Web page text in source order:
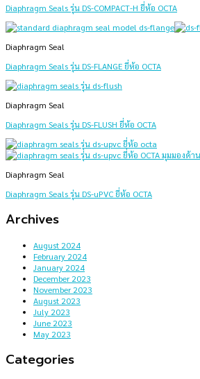
Diaphragm Seals รุ่น DS-COMPACT-H ยี่ห้อ OCTA
Diaphragm Seal
Diaphragm Seals รุ่น DS-FLANGE ยี่ห้อ OCTA
Diaphragm Seal
Diaphragm Seals รุ่น DS-FLUSH ยี่ห้อ OCTA
Diaphragm Seal
Diaphragm Seals รุ่น DS-uPVC ยี่ห้อ OCTA
Archives
August 2024
February 2024
January 2024
December 2023
November 2023
August 2023
July 2023
June 2023
May 2023
Categories